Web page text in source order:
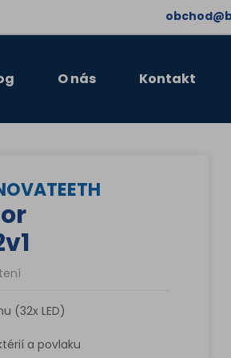
O nás Kontakt
(32x LED)
a povlaku